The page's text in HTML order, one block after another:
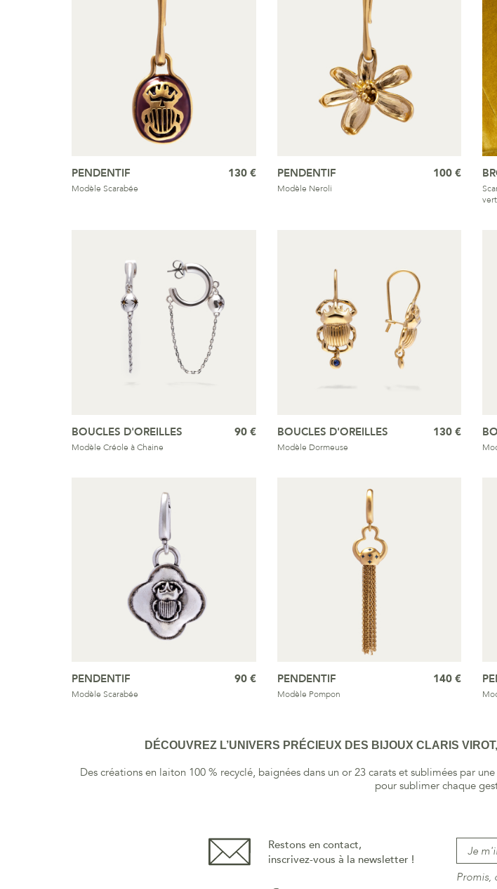
PENDENTIF
Modèle Scarabée
130 € PENDENTIF
Modèle Neroli
100 €
BOUCLES D'OREILLES
Modèle Créole à Chaine
90 € BOUCLES D'OREILLES
Modèle Dormeuse
130 €
PENDENTIF
Modèle Scarabée
90 € PENDENTIF
Modèle Pompon
140 €
DÉCOUVREZ L’UNIVERS PRÉCIEUX DES BIJOUX CLARIS
Des créations en laiton 100 % recyclé, baignées dans un or 23 carats et sublimées par
pour sublimer chaque
Restons en contact,
inscrivez-vous à la newsletter !
Promis,